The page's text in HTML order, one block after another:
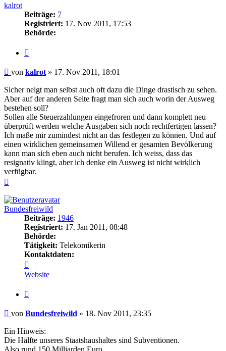
kalrot
Beiträge: 7
Registriert: 17. Nov 2011, 17:53
Behörde:
Beitrag
von kalrot » 17. Nov 2011, 18:01
Sicher neigt man selbst auch oft dazu die Dinge drastisch zu sehen.
Aber auf der anderen Seite fragt man sich auch worin der Ausweg
bestehen soll?
Sollen alle Steuerzahlungen eingefroren und dann komplett neu
überprüft werden welche Ausgaben sich noch rechtfertigen lassen?
Ich maße mir zumindest nicht an das festlegen zu können. Und auf
einen wirklichen gemeinsamen Willend er gesamten Bevölkerung
kann man sich eben auch nicht berufen. Ich weiss, dass das
resignativ klingt, aber ich denke ein Ausweg ist nicht wirklich
verfügbar.
Bundesfreiwild
Beiträge: 1946
Registriert: 17. Jan 2011, 08:48
Behörde:
Tätigkeit: Telekomikerin
Kontaktdaten:
von
Bundesfreiwild
Website
Beitrag
von Bundesfreiwild » 18. Nov 2011, 23:35
Ein Hinweis:
Die Hälfte unseres Staatshaushaltes sind Subventionen.